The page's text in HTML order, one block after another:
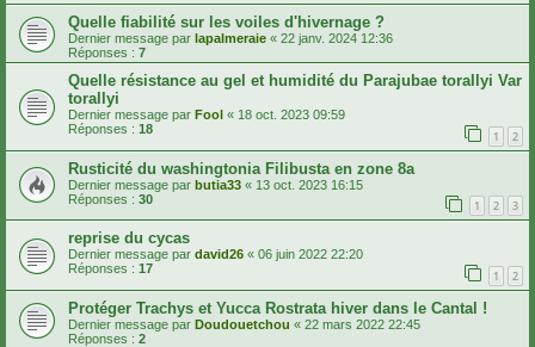
Quelle fiabilité sur les voiles d'hivernage ?
Dernier message par lapalmeraie « 22 janv. 2024 12:36
Réponses : 7
Quelle résistance au gel et humidité du Parajubae torallyi Var
torallyi
Dernier message par Fool « 18 oct. 2023 09:59
Réponses : 18 1 2
Rusticité du washingtonia Filibusta en zone 8a
Dernier message par butia33 « 13 oct. 2023 16:15
Réponses : 30 1 2 3
reprise du cycas
Dernier message par david26 « 06 juin 2022 22:20
Réponses : 17 1 2
Protéger Trachys et Yucca Rostrata hiver dans le Cantal !
Dernier message par Doudouetchou « 22 mars 2022 22:45
Réponses : 2